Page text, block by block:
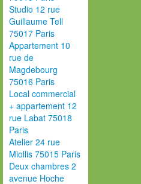
Studio 12 rue
Guillaume Tell
75017 Paris
Appartement 10
rue de
Magdebourg
75016 Paris
Local commercial
+ appartement 12
rue Labat 75018
Paris
Atelier 24 rue
Miollis 75015 Paris
Deux chambres 2
avenue Hoche